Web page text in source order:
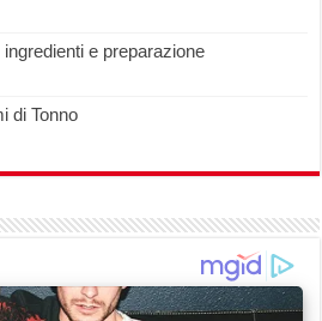
e preparazione
di Tonno